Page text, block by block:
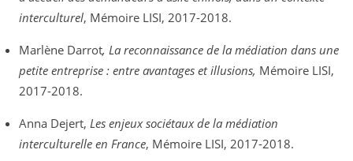
interculturel, Mémoire LISI, 2017-2018.
Marlène Darrot, La reconnaissance de la médiation dans une
petite entreprise : entre avantages et illusions, Mémoire LISI,
2017-2018.
Anna Dejert, Les enjeux sociétaux de la médiation
interculturelle en France, Mémoire LISI, 2017-2018.